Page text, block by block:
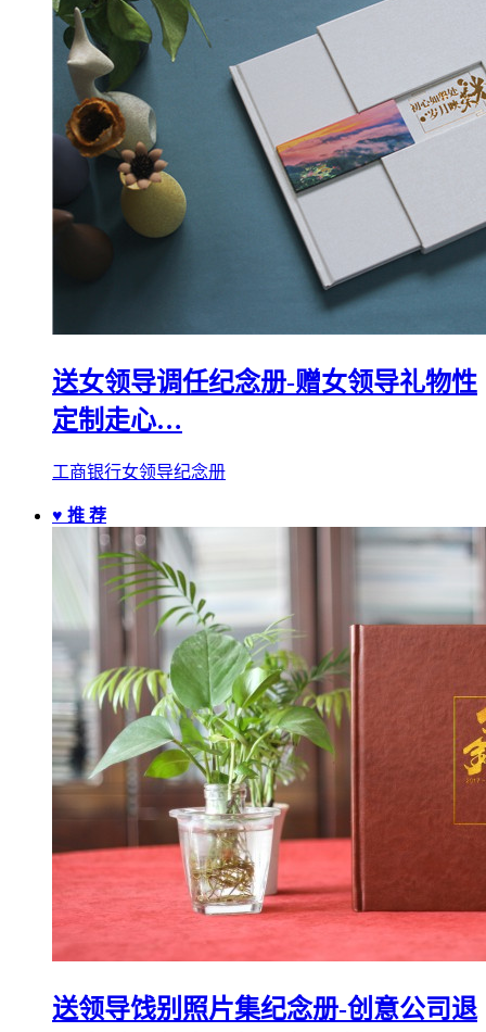
送女领导调任纪念册-赠女领导礼物性
定制走心…
工商银行女领导纪念册
♥ 推 荐
送领导饯别照片集纪念册-创意公司退